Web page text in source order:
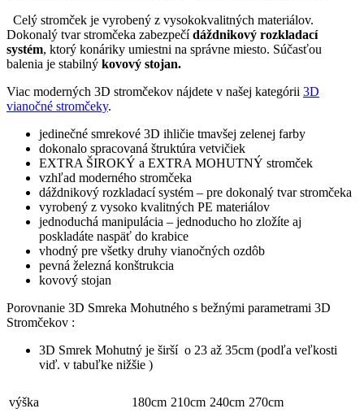
Celý stromček je vyrobený z vysokokvalitných materiálov.
Dokonalý tvar stromčeka zabezpečídáždnikový rozkladací
systém, ktorý konáriky umiestni na správne miesto. Súčasťou
balenia je stabilný kovový stojan.
Viac moderných 3D stromčekov nájdete v našej kategórii 3D
vianočné stromčeky.
jedinečné smrekové 3D ihličie tmavšej zelenej farby
dokonalo spracovaná štruktúra vetvičiek
EXTRA ŠIROKÝ a EXTRA MOHUTNÝ stromček
vzhľad moderného stromčeka
dáždnikový rozkladací systém – pre dokonalý tvar stromčeka
vyrobený z vysoko kvalitných PE materiálov
jednoduchá manipulácia – jednoducho ho zložíte aj
poskladáte naspäť do krabice
vhodný pre všetky druhy vianočných ozdôb
pevná železná konštrukcia
kovový stojan
Porovnanie 3D Smreka Mohutného s bežnými parametrami 3D
Stromčekov :
3D Smrek Mohutný je širší o 23 až 35cm (podľa veľkosti
viď. v tabuľke nižšie )
výška 180cm 210cm 240cm 270cm